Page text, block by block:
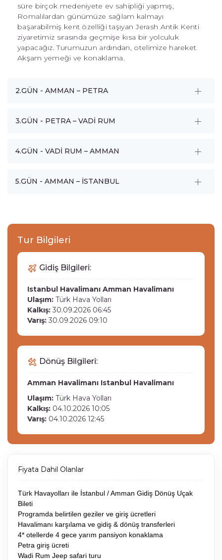
süre birçok medeniyete ev sahipliği yapmış,
Romalılardan günümüze sağlam kalmayı
başarabilmiş kent özelliği taşıyan Jerash Antik Kenti
ziyaretimiz sırasında geçmişe kısa bir yolculuk
yapacağız. Turumuzun ardından, otelimize hareket
Akşam yemeği ve konaklama.
2.GÜN - AMMAN – PETRA
3.GÜN - PETRA – VADİ RUM
4.GÜN - VADİ RUM – AMMAN
5.GÜN - AMMAN – İSTANBUL
Tur Bilgileri
Gidiş Bilgileri:
Istanbul Havalimanı Amman Havalimanı
Ulaşım: Türk Hava Yolları
Kalkış: 30.09.2026 06:45
Varış: 30.09.2026 09:10
Dönüş Bilgileri:
Amman Havalimanı Istanbul Havalimanı
Ulaşım: Türk Hava Yolları
Kalkış: 04.10.2026 10:05
Varış: 04.10.2026 12:45
Fiyata Dahil Olanlar
Türk Havayolları ile İstanbul / Amman Gidiş Dönüş Uçak
Bileti
Programda belirtilen geziler ve giriş ücretleri
Havalimanı karşılama ve gidiş & dönüş transferleri
4* otellerde 4 gece yarım pansiyon konaklama
Petra giriş ücreti
Wadi Rum Jeep safari turu